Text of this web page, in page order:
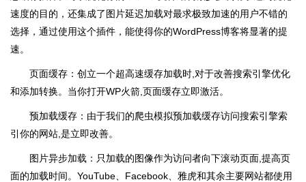
速度的目的，还集成了图片延迟加载对最求极致加速的用户不错的
选择，通过使用这个插件，能使得你的WordPress博客将显著的提
速。
页面缓存：创立一个超高速缓存加载时,对于改善搜索引擎优化
和添加转换。当你打开WP火箭,页面缓存立即激活。
预加载缓存：由于我们的爬虫模拟预加载缓存访问搜索引擎索
引你的网站,是立即改善。
图片异步加载：只加载的图像作为访问者向下滚动页面,提高页
面的加载时间。YouTube、Facebook、雅虎和其余主要网站都使用